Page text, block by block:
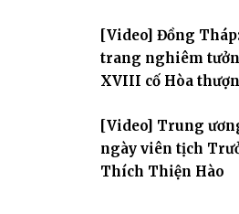
[Video] Đồng
trang nghiêm
XVIII cố Hòa
[Video] Trung
ngày viên tịch
Thích Thiện Hào